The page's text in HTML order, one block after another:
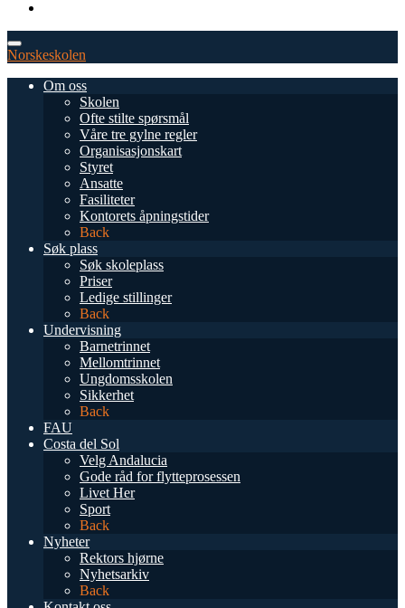
Norskeskolen
Om oss
Skolen
Ofte stilte spørsmål
Våre tre gylne regler
Organisasjonskart
Styret
Ansatte
Fasiliteter
Kontorets åpningstider
Back
Søk plass
Søk skoleplass
Priser
Ledige stillinger
Back
Undervisning
Barnetrinnet
Mellomtrinnet
Ungdomsskolen
Sikkerhet
Back
FAU
Costa del Sol
Velg Andalucia
Gode råd for flytteprosessen
Livet Her
Sport
Back
Nyheter
Rektors hjørne
Nyhetsarkiv
Back